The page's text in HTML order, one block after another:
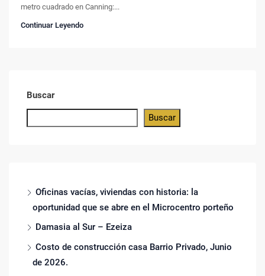
metro cuadrado en Canning:...
Continuar Leyendo
Buscar
Buscar
Oficinas vacías, viviendas con historia: la
oportunidad que se abre en el Microcentro porteño
Damasia al Sur – Ezeiza
Costo de construcción casa Barrio Privado, Junio
de 2026.